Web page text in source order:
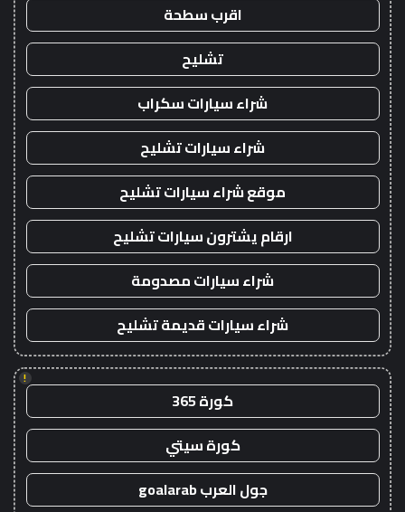
اقرب سطحة
تشليح
شراء سيارات سكراب
شراء سيارات تشليح
موقع شراء سيارات تشليح
ارقام يشترون سيارات تشليح
شراء سيارات مصدومة
شراء سيارات قديمة تشليح
!
كورة 365
كورة سيتي
جول العرب goalarab